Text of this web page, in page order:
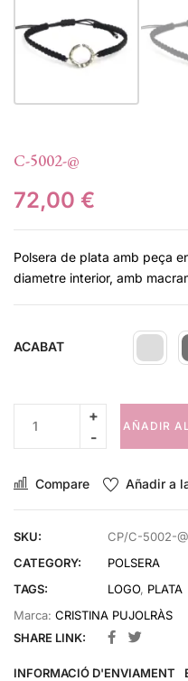
C-5002-@
72,00 €
Polsera de plata amb peça
diametre interior, amb
ACABAT
AÑADIR
Compare Añadir a
SKU:
CP/C-5002-@
CATEGORY:
POLSERA
TAGS:
LOGO, PLATA
Marca: CRISTINA PUJOLRÀS
SHARE LINK:
INFORMACIÓ D'ENVIAMENT